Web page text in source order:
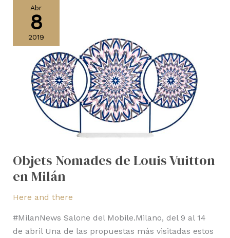
Abr
8
2019
Objets Nomades de Louis Vuitton
en Milán
Here and there
#MilanNews Salone del Mobile.Milano, del 9 al 14
de abril Una de las propuestas más visitadas estos
Nomades
Vuitton
Milán